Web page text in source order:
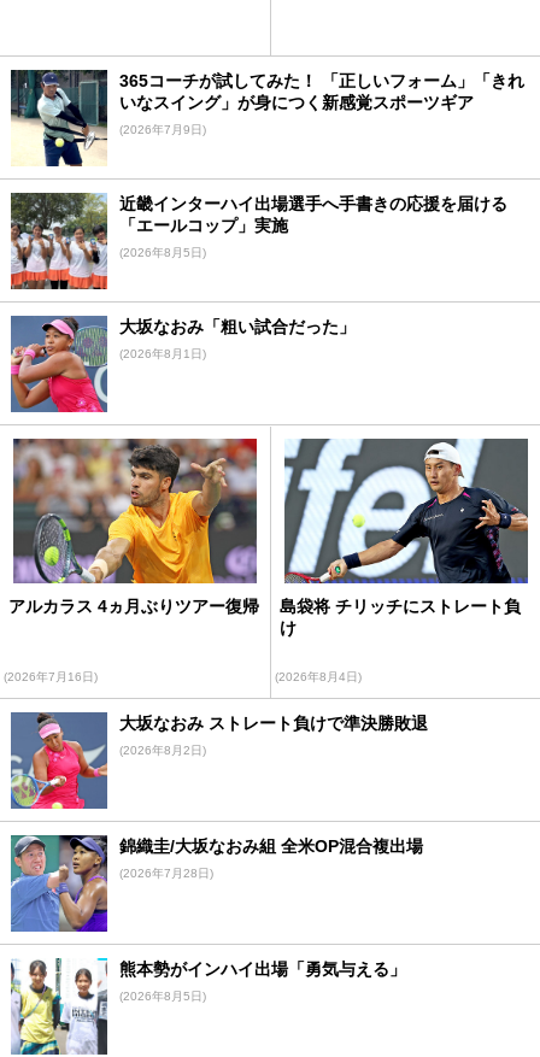
365コーチが試してみた！ 「正しいフォーム」「きれ
いなスイング」が身につく新感覚スポーツギア
(2026年7月9日)
近畿インターハイ出場選手へ手書きの応援を届ける
「エールコップ」実施
(2026年8月5日)
大坂なおみ「粗い試合だった」
(2026年8月1日)
アルカラス 4ヵ月ぶりツアー復帰
(2026年7月16日)
島袋将 チリッチにストレート負
け
(2026年8月4日)
大坂なおみ ストレート負けで準決勝敗退
(2026年8月2日)
錦織圭/大坂なおみ組 全米OP混合複出場
(2026年7月28日)
熊本勢がインハイ出場「勇気与える」
(2026年8月5日)